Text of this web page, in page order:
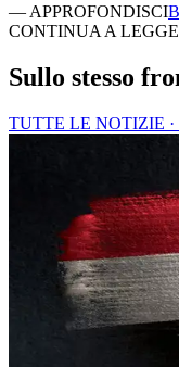
— APPROFONDISCI
CONTINUA A
Sullo stesso
TUTTE LE NOTIZIE